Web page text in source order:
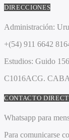
DIRECCIONES
Administración:
+(54) 911 6642
Estudios: Guido
C1016ACG.
CONTACTO
Whatsapp para
Para comunicarse